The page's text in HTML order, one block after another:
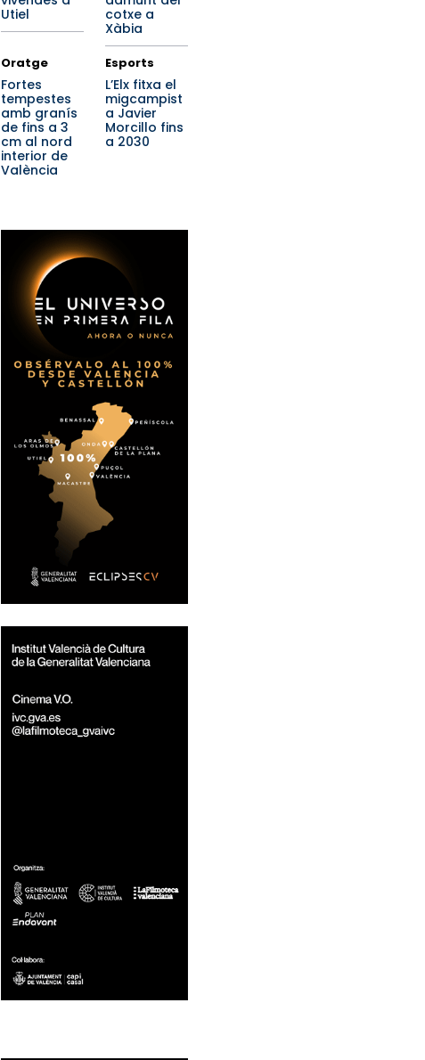
Utiel
cotxe a
Xàbia
Oratge
Fortes
tempestes
amb granís
de fins a 3
cm al nord
interior de
València
Esports
L’Elx fitxa el
migcampist
a Javier
Morcillo fins
a 2030